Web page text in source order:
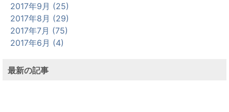
2017年9月 (25)
2017年8月 (29)
2017年7月 (75)
2017年6月 (4)
最新の記事